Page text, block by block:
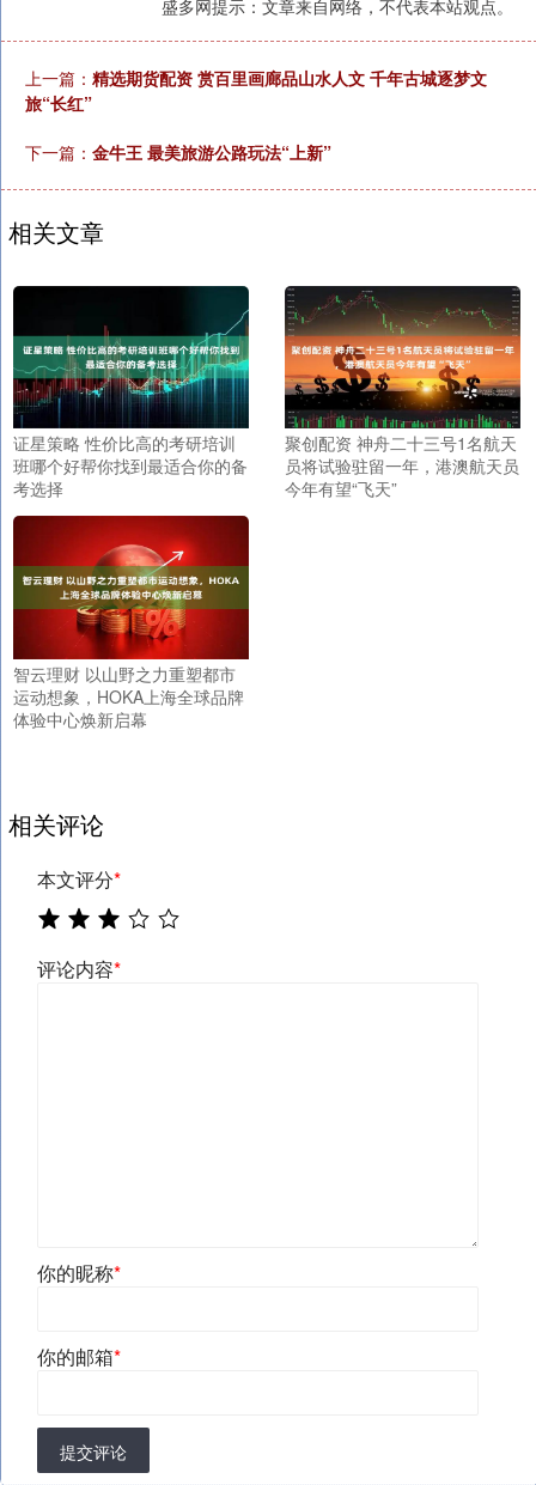
盛多网提示：文章来自网络，不代表本站观点。
上一篇： 精选期货配资 赏百里画廊品山水人文 千年古城逐梦文
旅“长红”
下一篇： 金牛王 最美旅游公路玩法“上新”
相关文章
证星策略 性价比高的考研培训
班哪个好帮你找到最适合你的备
考选择
聚创配资 神舟二十三号1名航天
员将试验驻留一年，港澳航天员
今年有望“飞天”
智云理财 以山野之力重塑都市
运动想象，HOKA上海全球品牌
体验中心焕新启幕
相关评论
本文评分*
评论内容*
你的昵称*
你的邮箱*
提交评论